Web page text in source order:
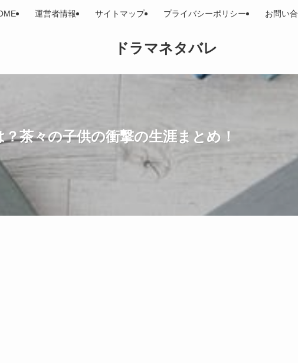
ドラマネタバレ
運営者情報 サイトマップ プライバシーポリシー お問い
茶々の子供の衝撃の生涯まとめ！